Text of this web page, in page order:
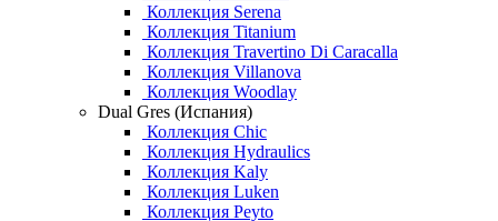
Коллекция Serena
Коллекция Titanium
Коллекция Travertino Di Caracalla
Коллекция Villanova
Коллекция Woodlay
Dual Gres (Испания)
Коллекция Chic
Коллекция Hydraulics
Коллекция Kaly
Коллекция Luken
Коллекция Peyto